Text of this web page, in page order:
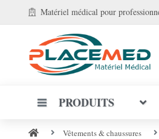
Matériel médical pour
PRODUITS
Vêtements & chaussures